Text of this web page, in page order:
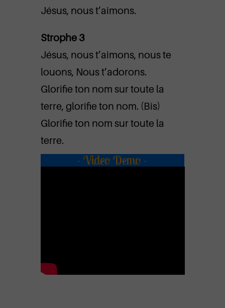
Jésus, nous t’aimons.
Strophe 3
Jésus, nous t’aimons, nous te
louons, Nous t’adorons.
Glorifie ton nom sur toute la
terre, glorifie ton nom. (Bis)
Glorifie ton nom sur toute la
terre.
- Video Demo -